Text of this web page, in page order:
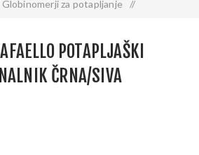
za potapljanje /
POTAPLJAŠKI
ČRNA/SIVA